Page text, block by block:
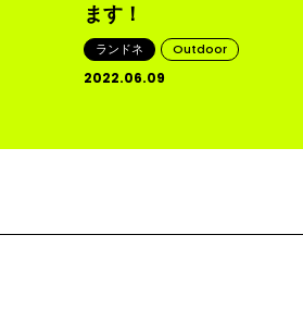
ます！
ランドネ Outdoor
2022.06.09